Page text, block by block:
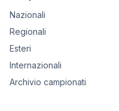
Nazionali
Regionali
Esteri
Internazionali
Archivio campionati